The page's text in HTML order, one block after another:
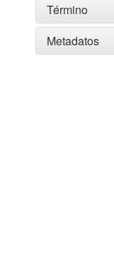
Término
Metadatos